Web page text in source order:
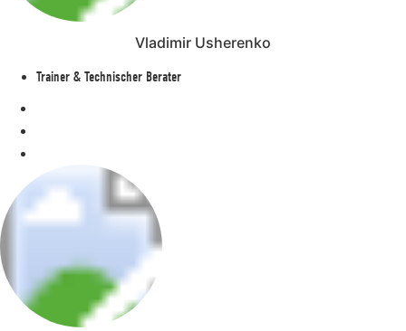
Vladimir Usherenko
Trainer & Technischer Berater